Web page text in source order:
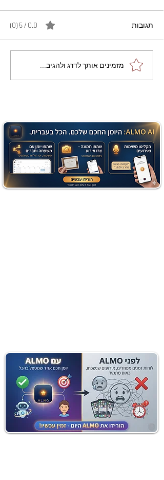
מתכון מנצח עוגת מייפל
שוקולד בחושה וקלה - זיוה
תגובות 0.0 / 5 ‏(0)
מזמינים אותך לדרג ולהגיב...